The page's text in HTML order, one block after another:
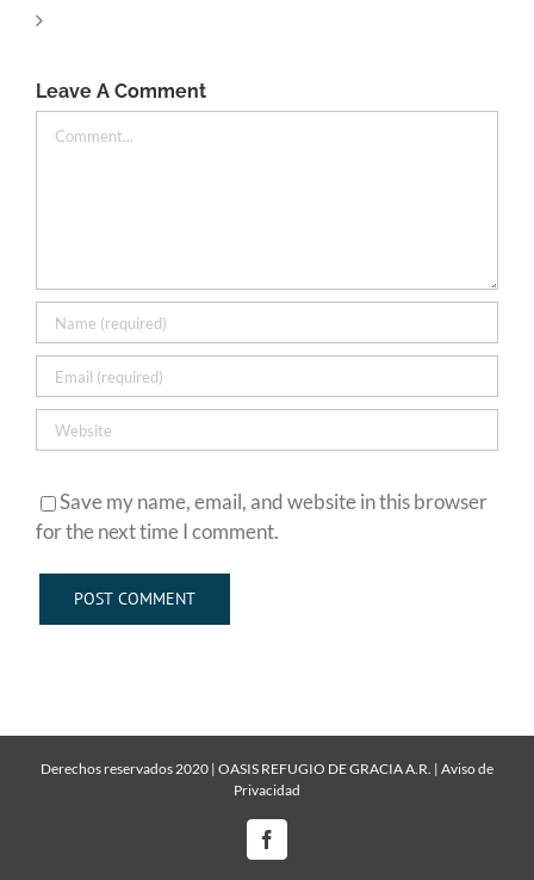
Leave A Comment
Comment
Save my name, email, and website in this browser
for the next time I comment.
Derechos reservados 2020 | OASIS REFUGIO DE GRACIA A.R. | Aviso de
Privacidad